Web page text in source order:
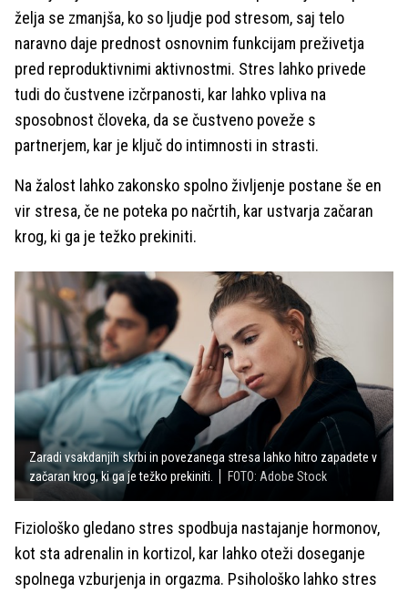
želja se zmanjša, ko so ljudje pod stresom, saj telo
naravno daje prednost osnovnim funkcijam preživetja
pred reproduktivnimi aktivnostmi. Stres lahko privede
tudi do čustvene izčrpanosti, kar lahko vpliva na
sposobnost človeka, da se čustveno poveže s
partnerjem, kar je ključ do intimnosti in strasti.
Na žalost lahko zakonsko spolno življenje postane še en
vir stresa, če ne poteka po načrtih, kar ustvarja začaran
krog, ki ga je težko prekiniti.
Zaradi vsakdanjih skrbi in povezanega stresa lahko hitro zapadete v
začaran krog, ki ga je težko prekiniti.
FOTO: Adobe Stock
Fiziološko gledano stres spodbuja nastajanje hormonov,
kot sta adrenalin in kortizol, kar lahko oteži doseganje
spolnega vzburjenja in orgazma. Psihološko lahko stres